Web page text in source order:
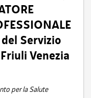
Servizio
Venezia
per la Salute